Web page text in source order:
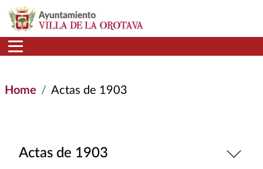
Skip to main content
Home Actas de 1903
Actas de 1903